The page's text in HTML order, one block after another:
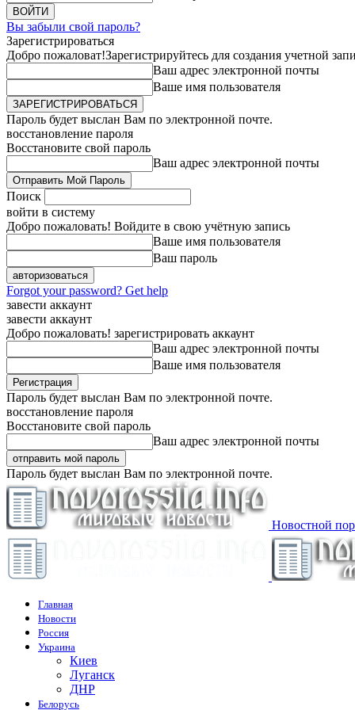
Вы забыли свой пароль?
Зарегистрироваться
Добро пожаловат!Зарегистрируйтесь для создания учетной
Ваш адрес электронной почты
Ваше имя пользователя
Пароль будет выслан Вам по электронной почте.
восстановление пароля
Восстановите свой пароль
Ваш адрес электронной почты
Поиск
войти в систему
Добро пожаловать! Войдите в свою учётную запись
Ваше имя пользователя
Ваш пароль
Forgot your password? Get help
завести аккаунт
завести аккаунт
Добро пожаловать! зарегистрировать аккаунт
Ваш адрес электронной почты
Ваше имя пользователя
Пароль будет выслан Вам по электронной почте.
восстановление пароля
Восстановите свой пароль
Ваш адрес электронной почты
Пароль будет выслан Вам по электронной почте.
Новостной
Главная
Новости
Россия
Украина
Киев
Луганск
ДНР
Белорусь